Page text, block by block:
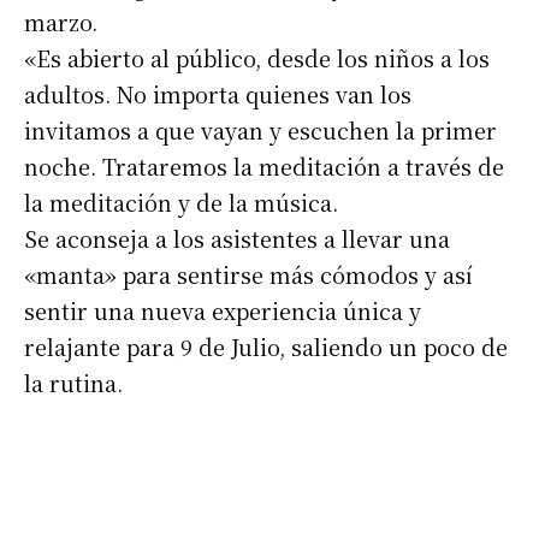
Suscribirme gratis
Dirección de correo electrónico
marzo.
«Es abierto al público, desde los niños a los
adultos. No importa quienes van los
invitamos a que vayan y escuchen la primer
noche. Trataremos la meditación a través de
la meditación y de la música.
Se aconseja a los asistentes a llevar una
«manta» para sentirse más cómodos y así
sentir una nueva experiencia única y
relajante para 9 de Julio, saliendo un poco de
la rutina.